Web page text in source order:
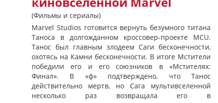
(Фильмы и сериалы)
Marvel Studios готовится вернуть безумного титана
Таноса в долгожданном кроссовер-проекте MCU.
Танос был главным злодеем Саги бесконечности,
охотясь на Камни бесконечности. В итоге Мстители
победили его и его союзников в «Мстителях:
Финал». В «ф» подтверждено, что Танос
действительно мертв, но Сага мультивселенной
несколько раз возвращала его в